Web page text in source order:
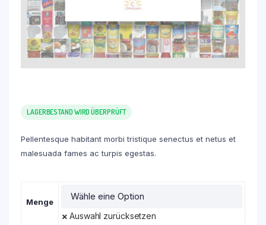
LAGERBESTAND WIRD ÜBERPRÜFT
Pellentesque habitant morbi tristique senectus et netus et
malesuada fames ac turpis egestas.
Menge
Auswahl zurücksetzen